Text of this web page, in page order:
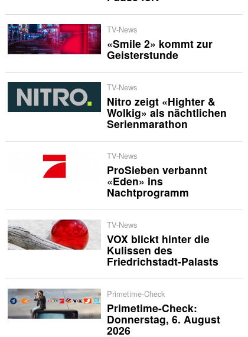
TV-News
«Smile 2» kommt zur
Geisterstunde
TV-News
Nitro zeigt «Highter &
Wolkig» als nächtlichen
Serienmarathon
TV-News
ProSieben verbannt
«Eden» ins
Nachtprogramm
TV-News
VOX blickt hinter die
Kulissen des
Friedrichstadt-Palasts
Primetime-Check
Primetime-Check:
Donnerstag, 6. August
2026